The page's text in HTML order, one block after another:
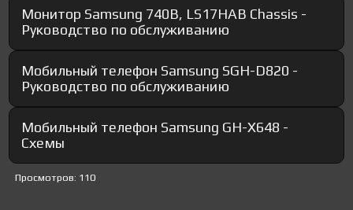
Монитор Samsung 740B, LS17HAB Chassis -
Руководство по обслуживанию
Мобильный телефон Samsung SGH-D820 -
Руководство по обслуживанию
Мобильный телефон Samsung GH-X648 -
Схемы
Просмотров: 110